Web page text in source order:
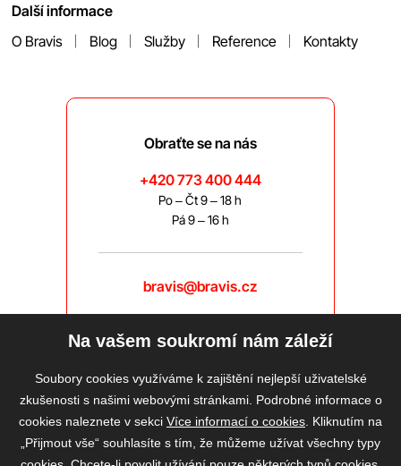
Další informace
O Bravis
Blog Služby Reference Kontakty
Obraťte se na nás
+420 773 400 444
Po – Čt 9 – 18 h
Pá 9 – 16 h
bravis@bravis.cz
Na vašem soukromí nám záleží
Soubory cookies využíváme k zajištění nejlepší uživatelské
zkušenosti s našimi webovými stránkami. Podrobné informace o
cookies naleznete v sekci Více informací o cookies . Kliknutím na
„Přijmout vše“ souhlasíte s tím, že můžeme užívat všechny typy